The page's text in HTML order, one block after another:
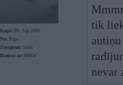
Kopš: 09. Sep 2005
No: Rīga
Ziņojumi: 5436
Braucu ar: BMW
tik
nevar